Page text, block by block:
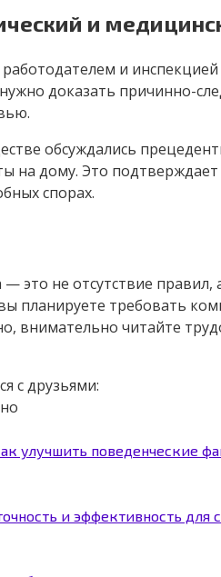
и
и
доказать причинно-
обсуждались
на дому. Это
спорах.
это не отсутствие
планируете требовать
внимательно читайте
с друзьями:
улучшить поведенческие
и эффективность для